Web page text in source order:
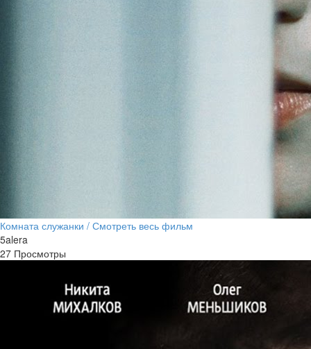
Комната служанки / Смотреть весь фильм
5alera
27 Просмотры